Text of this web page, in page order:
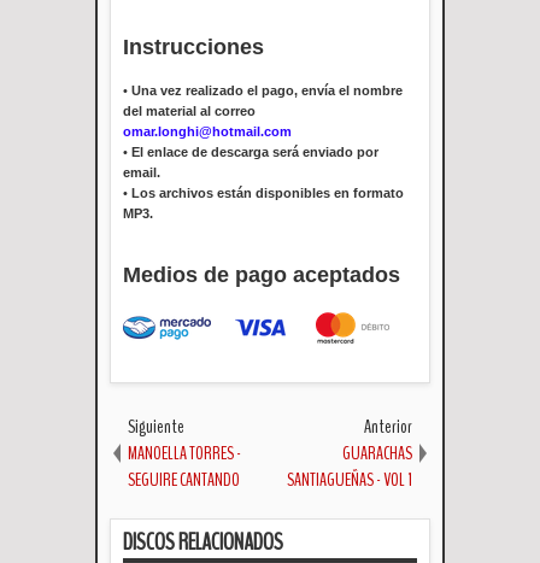
Instrucciones
• Una vez realizado el pago, envía el nombre
del material al correo
omar.longhi@hotmail.com
• El enlace de descarga será enviado por
email.
• Los archivos están disponibles en formato
MP3.
Medios de pago aceptados
Siguiente
MANOELLA TORRES -
SEGUIRE CANTANDO
Anterior
GUARACHAS
SANTIAGUEÑAS - VOL 1
DISCOS RELACIONADOS